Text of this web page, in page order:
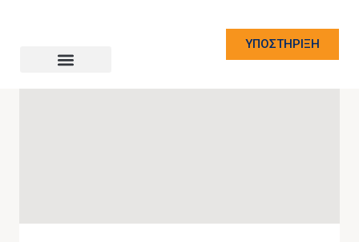
ΥΠΟΣΤΗΡΙΞΗ